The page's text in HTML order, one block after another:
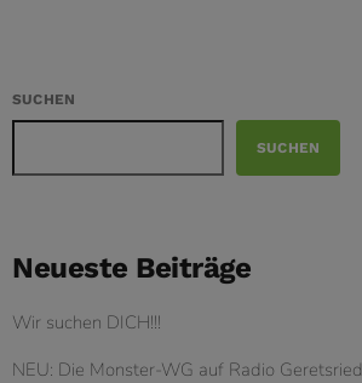
SUCHEN
SUCHEN
Neueste Beiträge
Wir suchen DICH!!!
NEU: Die Monster-WG auf Radio Geretsried